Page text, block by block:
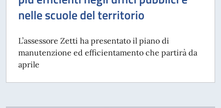
nelle scuole del territorio
L’assessore Zetti ha presentato il piano di
manutenzione ed efficientamento che partirà da
aprile